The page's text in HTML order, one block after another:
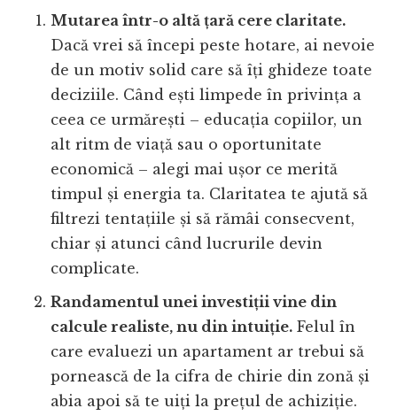
Mutarea într-o altă țară cere claritate.
Dacă vrei să începi peste hotare, ai nevoie
de un motiv solid care să îți ghideze toate
deciziile. Când ești limpede în privința a
ceea ce urmărești – educația copiilor, un
alt ritm de viață sau o oportunitate
economică – alegi mai ușor ce merită
timpul și energia ta. Claritatea te ajută să
filtrezi tentațiile și să rămâi consecvent,
chiar și atunci când lucrurile devin
complicate.
Randamentul unei investiții vine din
calcule realiste, nu din intuiție. Felul în
care evaluezi un apartament ar trebui să
pornească de la cifra de chirie din zonă și
abia apoi să te uiți la prețul de achiziție.